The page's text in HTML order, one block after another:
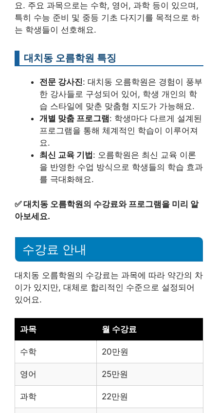
요. 주요 과목으로는 수학, 영어, 과학 등이 있으며,
특히 수능 준비 및 중등 기초 다지기를 목적으로 하
는 학생들이 선호해요.
대치동 오름학원 특징
전문 강사진: 대치동 오름학원은 경험이 풍부
한 강사들로 구성되어 있어, 학생 개인의 학
습 스타일에 맞춘 맞춤형 지도가 가능해요.
개별 맞춤 프로그램: 학생마다 다르게 설계된
프로그램을 통해 체계적인 학습이 이루어져
요.
최신 교육 기법 : 오름학원은 최신 교육 이론
을 반영한 수업 방식으로 학생들의 학습 효과
를 극대화해요.
✅대치동 오름학원의 수강료와 프로그램을 미리 알
아보세요.
수강료 안내
대치동 오름학원의 수강료는 과목에 따라 약간의 차
이가 있지만, 대체로 합리적인 수준으로 설정되어
있어요.
과목 월 수강료
수학 20만원
영어 25만원
과학 22만원